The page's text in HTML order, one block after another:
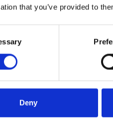
that you’ve provided to
Deny
Altrex RS Tower 34
€544,00